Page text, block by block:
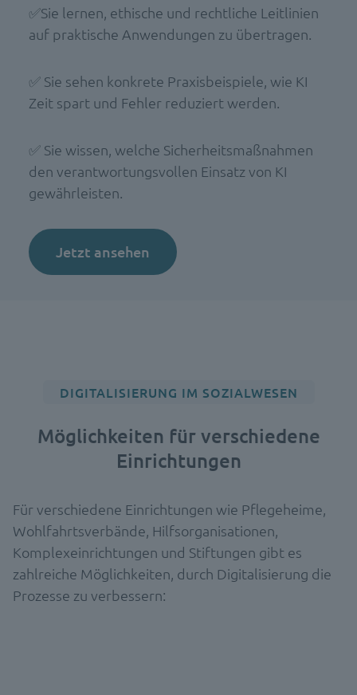
✅Sie lernen, ethische und rechtliche Leitlinien
auf praktische Anwendungen zu übertragen.
✅ Sie sehen konkrete Praxisbeispiele, wie KI
Zeit spart und Fehler reduziert werden.
✅ Sie wissen, welche Sicherheitsmaßnahmen
den verantwortungsvollen Einsatz von KI
gewährleisten.
Jetzt ansehen
DIGITALISIERUNG IM SOZIALWESEN
Möglichkeiten für verschiedene
Einrichtungen
Für verschiedene Einrichtungen wie Pflegeheime,
Wohlfahrtsverbände, Hilfsorganisationen,
Komplexeinrichtungen und Stiftungen gibt es
zahlreiche Möglichkeiten, durch Digitalisierung die
Prozesse zu verbessern: